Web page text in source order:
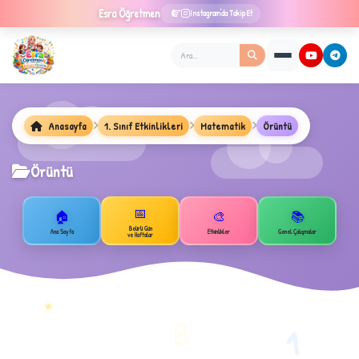
Esra Öğretmen Instagram'da Takip Et
✦
★
Anasayfa 1. Sınıf Etkinlikleri Matematik Örüntü
Örüntü
🏠
Ana Sayfa
📅
Belirli Gün
ve Haftalar
🎨
Etkinlikler
📚
Genel Çalışmalar